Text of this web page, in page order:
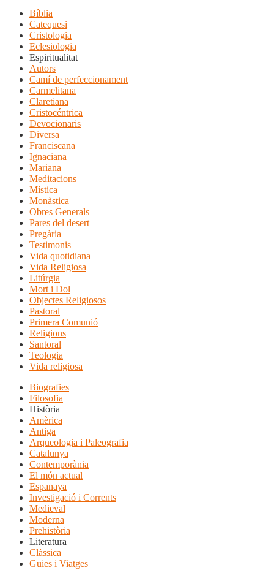
Bíblia
Catequesi
Cristologia
Eclesiologia
Espiritualitat
Autors
Camí de perfeccionament
Carmelitana
Claretiana
Cristocéntrica
Devocionaris
Diversa
Franciscana
Ignaciana
Mariana
Meditacions
Mística
Monàstica
Obres Generals
Pares del desert
Pregària
Testimonis
Vida quotidiana
Vida Religiosa
Litúrgia
Mort i Dol
Objectes Religiosos
Pastoral
Primera Comunió
Religions
Santoral
Teologia
Vida religiosa
Biografies
Filosofia
Història
Amèrica
Antiga
Arqueologia i Paleografia
Catalunya
Contemporània
El món actual
Espanaya
Investigació i Corrents
Medieval
Moderna
Prehistòria
Literatura
Clàssica
Guies i Viatges